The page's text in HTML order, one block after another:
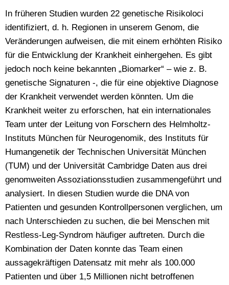
In früheren Studien wurden 22 genetische Risikoloci
identifiziert, d. h. Regionen in unserem Genom, die
Veränderungen aufweisen, die mit einem erhöhten Risiko
für die Entwicklung der Krankheit einhergehen. Es gibt
jedoch noch keine bekannten „Biomarker“ – wie z. B.
genetische Signaturen -, die für eine objektive Diagnose
der Krankheit verwendet werden könnten. Um die
Krankheit weiter zu erforschen, hat ein internationales
Team unter der Leitung von Forschern des Helmholtz-
Instituts München für Neurogenomik, des Instituts für
Humangenetik der Technischen Universität München
(TUM) und der Universität Cambridge Daten aus drei
genomweiten Assoziationsstudien zusammengeführt und
analysiert. In diesen Studien wurde die DNA von
Patienten und gesunden Kontrollpersonen verglichen, um
nach Unterschieden zu suchen, die bei Menschen mit
Restless-Leg-Syndrom häufiger auftreten. Durch die
Kombination der Daten konnte das Team einen
aussagekräftigen Datensatz mit mehr als 100.000
Patienten und über 1,5 Millionen nicht betroffenen